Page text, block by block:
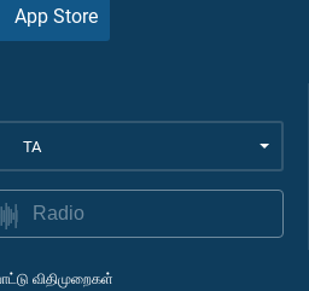
App Store
TA
Radio
விதிமுறைகள்